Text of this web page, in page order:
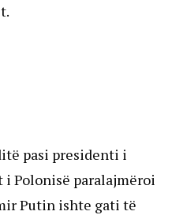
pasi presidenti i
i Polonisë paralajmëroi
Putin ishte gati të